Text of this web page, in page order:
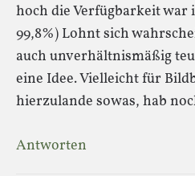
hoch die Verfügbarkeit war
99,8%) Lohnt sich
auch unverhältnismäßig
eine Idee. Vielleicht für
hierzulande sowas, hab
Antworten